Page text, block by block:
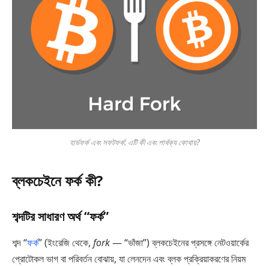
হার্ডফর্ক এবং সফটফর্ক: এটি কী এবং পার্থক্য কোথায়?
ব্লকচেইনে ফর্ক কী?
শব্দটির সাধারণ অর্থ “ফর্ক”
শব্দ “ফর্ক” (ইংরেজি থেকে, fork— “ভাঁজা”) ব্লকচেইনের প্রসঙ্গে নেটওয়ার্কের
প্রোটোকল ভাগ বা পরিবর্তন বোঝায়, যা লেনদেন এবং ব্লক প্রক্রিয়াকরণের নিয়ম